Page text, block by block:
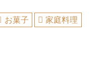
お菓子
家庭料理